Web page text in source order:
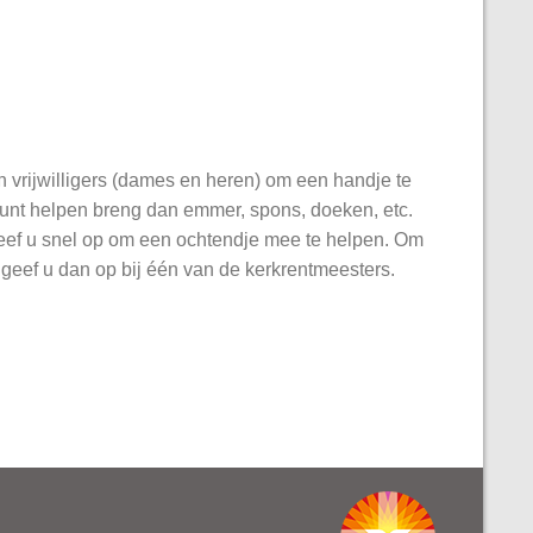
(dames en heren) om een handje te
helpen breng dan emmer, spons, doeken, etc.
u snel op om een ochtendje mee te helpen. Om
u dan op bij één van de kerkrentmeesters.